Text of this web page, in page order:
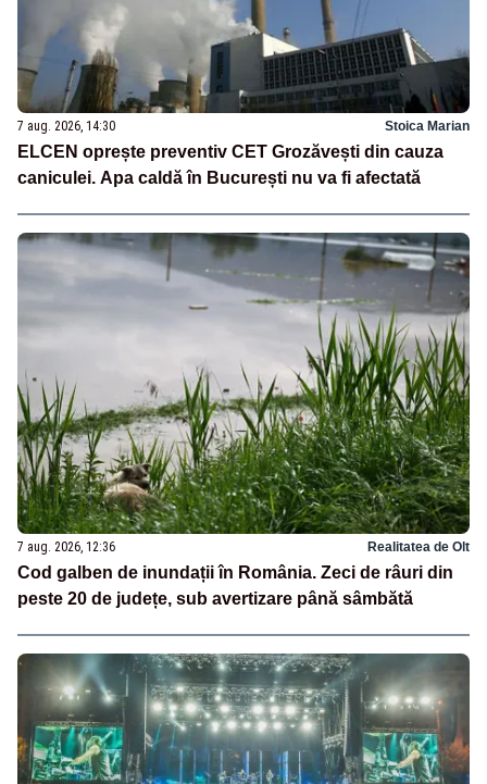
7 aug. 2026, 14:30 Stoica Marian
ELCEN oprește preventiv CET Grozăvești din cauza
caniculei. Apa caldă în București nu va fi afectată
7 aug. 2026, 12:36 Realitatea de Olt
Cod galben de inundații în România. Zeci de râuri din
peste 20 de județe, sub avertizare până sâmbătă